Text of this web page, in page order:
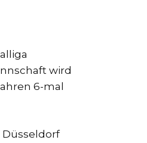
wird
6-mal
Düsseldorf